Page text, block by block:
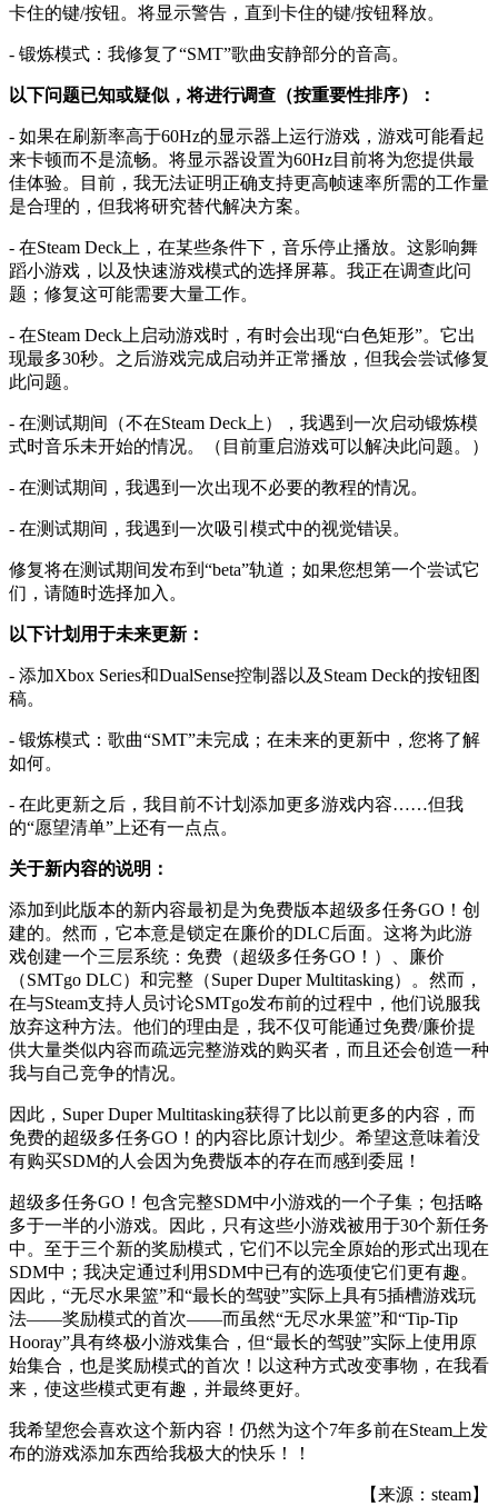
卡住的键/按钮。将显示警告，直到卡住的键/按钮释放。
- 锻炼模式：我修复了“SMT”歌曲安静部分的音高。
以下问题已知或疑似，将进行调查（按重要性排序）：
- 如果在刷新率高于60Hz的显示器上运行游戏，游戏可能看起
来卡顿而不是流畅。将显示器设置为60Hz目前将为您提供最
佳体验。目前，我无法证明正确支持更高帧速率所需的工作量
是合理的，但我将研究替代解决方案。
- 在Steam Deck上，在某些条件下，音乐停止播放。这影响舞
蹈小游戏，以及快速游戏模式的选择屏幕。我正在调查此问
题；修复这可能需要大量工作。
- 在Steam Deck上启动游戏时，有时会出现“白色矩形”。它出
现最多30秒。之后游戏完成启动并正常播放，但我会尝试修复
此问题。
- 在测试期间（不在Steam Deck上），我遇到一次启动锻炼模
式时音乐未开始的情况。（目前重启游戏可以解决此问题。）
- 在测试期间，我遇到一次出现不必要的教程的情况。
- 在测试期间，我遇到一次吸引模式中的视觉错误。
修复将在测试期间发布到“beta”轨道；如果您想第一个尝试它
们，请随时选择加入。
以下计划用于未来更新：
- 添加Xbox Series和DualSense控制器以及Steam Deck的按钮图
稿。
- 锻炼模式：歌曲“SMT”未完成；在未来的更新中，您将了解
如何。
- 在此更新之后，我目前不计划添加更多游戏内容……但我
的“愿望清单”上还有一点点。
关于新内容的说明：
添加到此版本的新内容最初是为免费版本超级多任务GO！创
建的。然而，它本意是锁定在廉价的DLC后面。这将为此游
戏创建一个三层系统：免费（超级多任务GO！）、廉价
（SMTgo DLC）和完整（Super Duper Multitasking）。然而，
在与Steam支持人员讨论SMTgo发布前的过程中，他们说服我
放弃这种方法。他们的理由是，我不仅可能通过免费/廉价提
供大量类似内容而疏远完整游戏的购买者，而且还会创造一种
我与自己竞争的情况。
因此，Super Duper Multitasking获得了比以前更多的内容，而
免费的超级多任务GO！的内容比原计划少。希望这意味着没
有购买SDM的人会因为免费版本的存在而感到委屈！
超级多任务GO！包含完整SDM中小游戏的一个子集；包括略
多于一半的小游戏。因此，只有这些小游戏被用于30个新任务
中。至于三个新的奖励模式，它们不以完全原始的形式出现在
SDM中；我决定通过利用SDM中已有的选项使它们更有趣。
因此，“无尽水果篮”和“最长的驾驶”实际上具有5插槽游戏玩
法——奖励模式的首次——而虽然“无尽水果篮”和“Tip-Tip
Hooray”具有终极小游戏集合，但“最长的驾驶”实际上使用原
始集合，也是奖励模式的首次！以这种方式改变事物，在我看
来，使这些模式更有趣，并最终更好。
我希望您会喜欢这个新内容！仍然为这个7年多前在Steam上发
布的游戏添加东西给我极大的快乐！！
【来源：steam】